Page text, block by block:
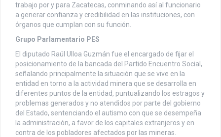
trabajo por y para Zacatecas, conminando así al funcionario
a generar confianza y credibilidad en las instituciones, con
órganos que cumplan con su función.
Grupo Parlamentario PES
El diputado Raúl Ulloa Guzmán fue el encargado de fijar el
posicionamiento de la bancada del Partido Encuentro Social,
señalando principalmente la situación que se vive en la
entidad en torno a la actividad minera que se desarrolla en
diferentes puntos de la entidad, puntualizando los estragos y
problemas generados y no atendidos por parte del gobierno
del Estado, sentenciando el autismo con que se desempeña
la administración, a favor de los capitales extranjeros y en
contra de los pobladores afectados por las mineras.